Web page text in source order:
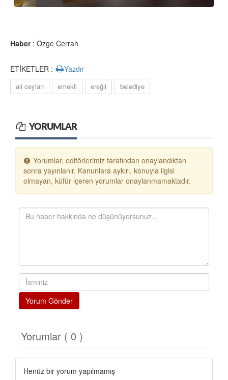
Haber: Özge Cerrah
ETİKETLER : Yazdır
ali ceylan emekli ereğli belediye
YORUMLAR
Yorumlar, editörlerimiz tarafından onaylandıktan
sonra yayınlanır. Kanunlara aykırı, konuyla ilgisi
olmayan, küfür içeren yorumlar onaylanmamaktadır.
Yorum Gönder
Yorumlar ( 0 )
Henüz bir yorum yapılmamış